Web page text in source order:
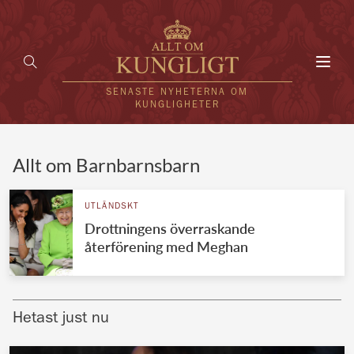
SENASTE NYHETERNA OM
KUNGLIGHETER
UTLÄNDSKT
VÄRLDENS KUNGAHUS
Brittiska kungahuset
Allt om Barnbarnsbarn
UTLÄNDSKT
Drottningens överraskande
återförening med Meghan
Hetast just nu